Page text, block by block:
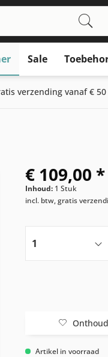
Sale
verzending vanaf € 50
€ 109,00 *
Inhoud: 1 Stuk
incl. btw, gratis
Artikel in voorraad